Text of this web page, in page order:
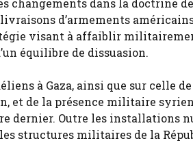
changements dans la doctrine
d’armements
visant à affaiblir
équilibre de dissuasion.
à Gaza, ainsi que sur celle
et de la présence militaire
dernier. Outre les installations
structures militaires de la